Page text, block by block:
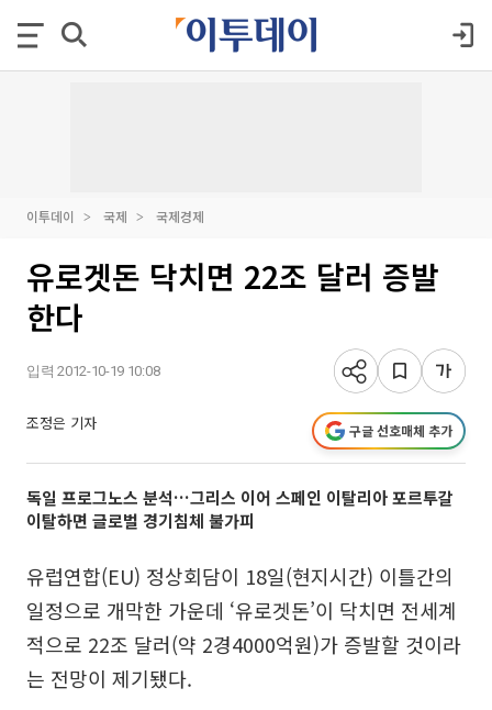
이투데이 국제 국제경제
유로겟돈 닥치면 22조 달러 증발
한다
입력 2012-10-19 10:08
조정은 기자 구글 선호매체 추가
독일 프로그노스 분석…그리스 이어 스페인 이탈리아 포르투갈
이탈하면 글로벌 경기침체 불가피
유럽연합(EU) 정상회담이 18일(현지시간) 이틀간의
일정으로 개막한 가운데 ‘유로겟돈’이 닥치면 전세계
적으로 22조 달러(약 2경4000억원)가 증발할 것이라
는 전망이 제기됐다.